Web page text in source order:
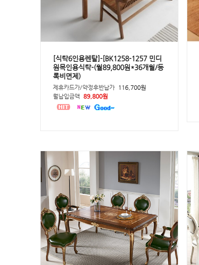
[식탁6인용렌탈]-[BK1258-1257 민디
원목인용식탁-(월89,800원*36개월/등
록비면제)
제휴카드가/약정후반납가 116,700원
월납입금액 89,800원